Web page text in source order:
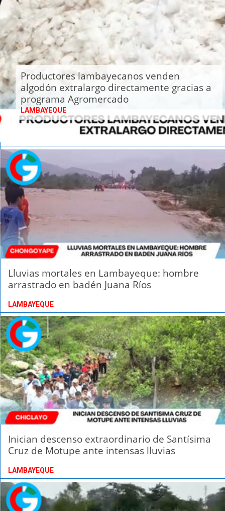
Productores lambayecanos venden
algodón extralargo directamente gracias a
programa Agromercado
LAMBAYEQUE
Lluvias mortales en Lambayeque: hombre
arrastrado en badén Juana Ríos
LAMBAYEQUE
Inician descenso extraordinario de Santísima
Cruz de Motupe ante intensas lluvias
LAMBAYEQUE